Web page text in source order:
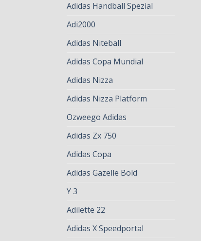
Adidas Handball Spezial
Adi2000
Adidas Niteball
Adidas Copa Mundial
Adidas Nizza
Adidas Nizza Platform
Ozweego Adidas
Adidas Zx 750
Adidas Copa
Adidas Gazelle Bold
Y 3
Adilette 22
Adidas X Speedportal
ADIDAS ZX 8000
58.00
ADIDAS ZX 8000